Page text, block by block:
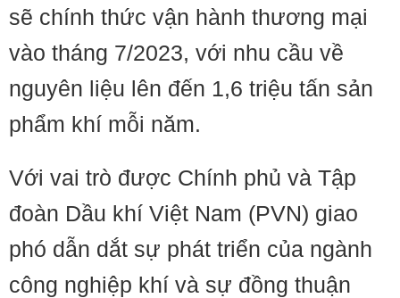
sẽ chính thức vận hành thương mại
vào tháng 7/2023, với nhu cầu về
nguyên liệu lên đến 1,6 triệu tấn sản
phẩm khí mỗi năm.
Với vai trò được Chính phủ và Tập
đoàn Dầu khí Việt Nam (PVN) giao
phó dẫn dắt sự phát triển của ngành
công nghiệp khí và sự đồng thuận